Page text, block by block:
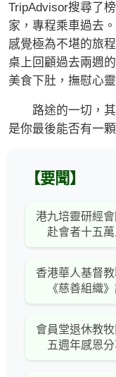
TripAdvisor搜尋了
家，專程乘車過去
感覺極為不堪的旅
桌上回顧過去兩週
美食下肚，撫慰心
路途的一切，其
是你最後能否有一
【要聞】
港九培靈研經
赴會者十五萬
香港華人基督
《慈善組織》
會員堂退休教
五週年感恩分